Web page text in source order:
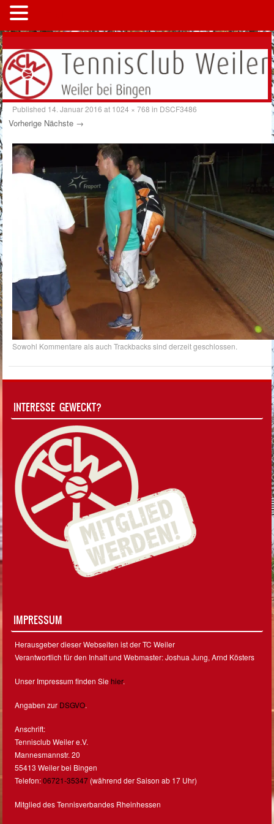
Published 14. Januar 2016 at 1024 × 768 in DSCF3486
Vorherige Nächste →
Sowohl Kommentare als auch Trackbacks sind derzeit geschlossen.
INTERESSE GEWECKT?
IMPRESSUM
Herausgeber dieser Webseiten ist der TC Weiler
Verantwortlich für den Inhalt und Webmaster: Joshua Jung, Arnd Kösters
Unser Impressum finden Siehier.
Angaben zur DSGVO.
Anschrift:
Tennisclub Weiler e.V.
Mannesmannstr. 20
55413 Weiler bei Bingen
Telefon:06721-35347 (während der Saison ab 17 Uhr)
Mitglied des Tennisverbandes Rheinhessen